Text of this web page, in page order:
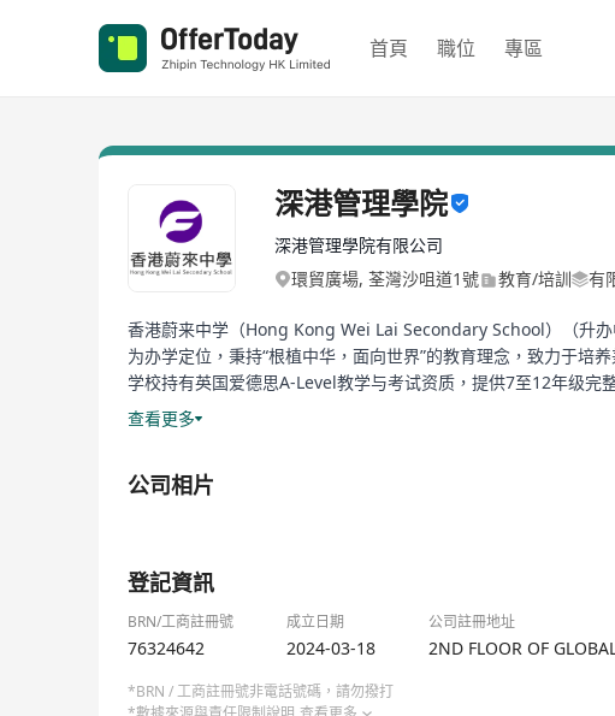
首頁 職位 專區
深港管理學院
深港管理學院有限公司
環貿廣場, 荃灣沙咀道1號
教育/培訓 有
香港蔚来中学（Hong Kong Wei Lai Secondary School）（升
为办学定位，秉持“根植中华，面向世界”的教育理念，致力于培
学校持有英国爱德思A-Level教学与考试资质，提供7至12年级
生管理，考试及升学规划为一体的教育服务。
学校周边环境清幽，教学区域设施现代，建筑面积40000余呎，
查看更多
公司相片
登記資訊
BRN/工商註冊號 成立日期 公司註冊地址
76324642 2024-03-18 2ND FLOOR OF
*BRN / 工商註冊號非電話號碼，請勿撥打